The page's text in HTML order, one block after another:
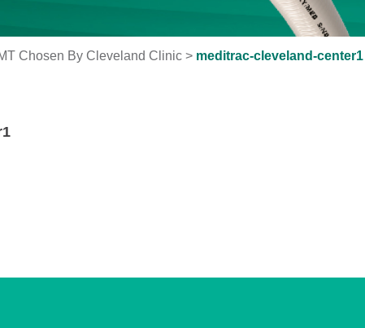
Chosen By Cleveland Clinic > meditrac-cleveland-center1